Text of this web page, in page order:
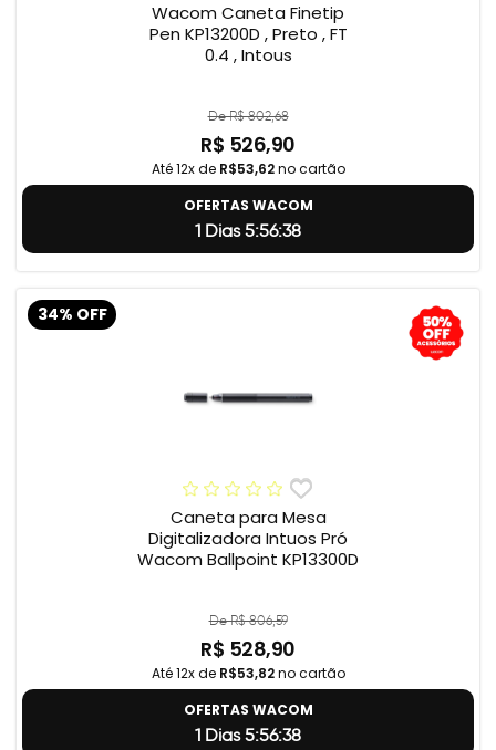
Wacom Caneta Finetip
Pen KP13200D , Preto , FT
0.4 , Intous
De R$ 802,68
R$ 526,90
Até 12x de R$53,62no cartão
OFERTAS WACOM
1 Dias 5:56:37
34% OFF
Caneta para Mesa
Digitalizadora Intuos Pró
Wacom Ballpoint KP13300D
De R$ 806,59
R$ 528,90
Até 12x de R$53,82no cartão
OFERTAS WACOM
1 Dias 5:56:37